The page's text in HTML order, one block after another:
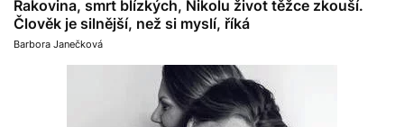
Rakovina, smrt blízkých, Nikolu život těžce zkouší.
Člověk je silnější, než si myslí, říká
Barbora Janečková